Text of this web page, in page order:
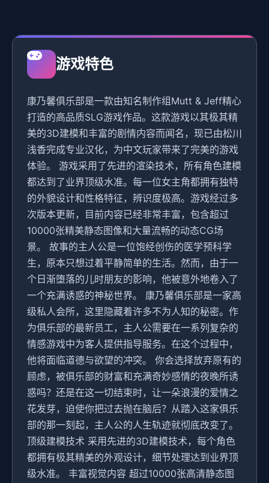
游戏特色
康乃馨俱乐部是一款由知名制作组Mutt & Jeff精心
打造的高品质SLG游戏作品。这款游戏以其极其精
美的3D建模和丰富的剧情内容而闻名，现已由松川
浅香完成专业汉化，为中文玩家带来了完美的游戏
体验。 游戏采用了先进的渲染技术，所有角色建模
都达到了业界顶级水准。每一位女主角都拥有独特
的外貌设计和性格特征，辨识度极高。游戏经过多
次版本更新，目前内容已经非常丰富，包含超过
10000张精美静态图像和大量流畅的动态CG场
景。 故事的主人公是一位饱经创伤的医学预科学
生，原本只想过着平静简单的生活。然而，由于一
个日渐堕落的儿时朋友的影响，他被意外地卷入了
一个充满诱惑的神秘世界。 康乃馨俱乐部是一家高
级私人会所，这里隐藏着许多不为人知的秘密。作
为俱乐部的最新员工，主人公需要在一系列复杂的
情感游戏中为客人提供指导服务。在这个过程中，
他将面临道德与欲望的冲突。 你会选择放弃原有的
顾虑，被俱乐部的财富和充满奇妙感情的夜晚所诱
惑吗？还是在这一切结束时，让一朵浪漫的爱情之
花发芽，迫使你把过去抛在脑后？从踏入这家俱乐
部的那一刻起，主人公的人生轨迹就彻底改变了。
顶级建模技术 采用先进的3D建模技术，每个角色
都拥有极其精美的外观设计，细节处理达到业界顶
级水准。 丰富视觉内容 超过10000张高清静态图